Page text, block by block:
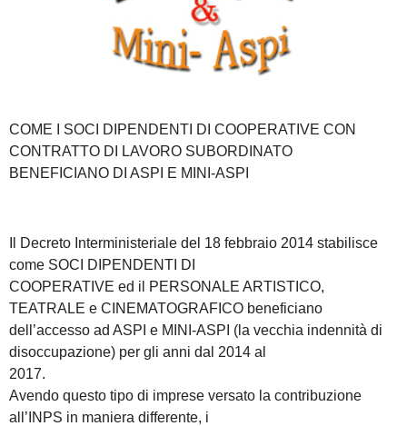
COME I SOCI DIPENDENTI DI COOPERATIVE CON
CONTRATTO DI LAVORO SUBORDINATO
BENEFICIANO DI ASPI E MINI-ASPI
Il Decreto Interministeriale del 18 febbraio 2014 stabilisce
come SOCI DIPENDENTI DI
COOPERATIVE ed il PERSONALE ARTISTICO,
TEATRALE e CINEMATOGRAFICO beneficiano
dell’accesso ad ASPI e MINI-ASPI (la vecchia indennità di
disoccupazione) per gli anni dal 2014 al
2017.
Avendo questo tipo di imprese versato la contribuzione
all’INPS in maniera differente, i